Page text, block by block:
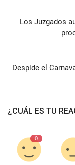
Los Juzgados
Despide el
¿CUÁL ES TU
0